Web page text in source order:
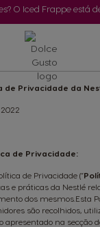
O Iced Frappe está
de Privacidade da
de Privacidade:
de Privacidade (“
e práticas da Nestlé
dos mesmos.Esta
são recolhidos,
apresentado na secção